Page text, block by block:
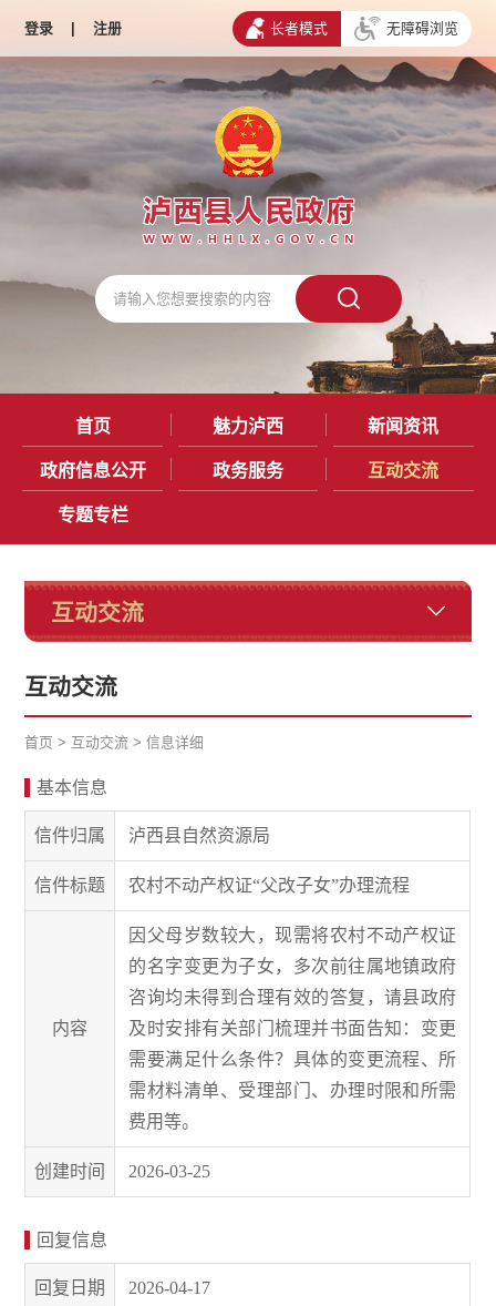
登录 | 注册 长者模式 无障碍浏览
首页 魅力泸西 新闻资讯
政府信息公开 政务服务 互动交流
专题专栏
互动交流
互动交流
首页 > 互动交流 >信息详细
基本信息
信件归属 泸西县自然资源局
信件标题 农村不动产权证“父改子女”办理流程
内容
因父母岁数较大，现需将农村不动产权证
的名字变更为子女，多次前往属地镇政府
咨询均未得到合理有效的答复，请县政府
及时安排有关部门梳理并书面告知：变更
需要满足什么条件？具体的变更流程、所
需材料清单、受理部门、办理时限和所需
费用等。
创建时间 2026-03-25
回复信息
回复日期 2026-04-17